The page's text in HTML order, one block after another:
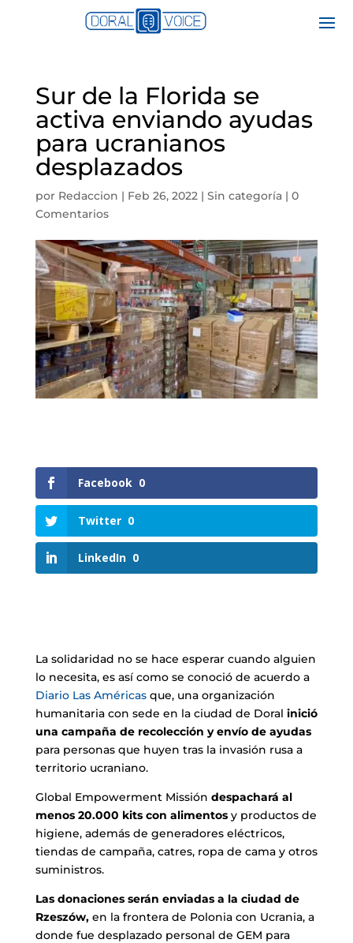
Sur de la Florida se
activa enviando ayudas
para ucranianos
desplazados
por Redaccion | Feb 26, 2022| Sin categoría| 0
Comentarios
Facebook 0
Twitter 0
LinkedIn 0
La solidaridad no se hace esperar cuando alguien
lo necesita, es así como se conoció de acuerdo a
Diario Las Américasque, una organización
humanitaria con sede en la ciudad de Doral inició
una campaña de recolección y envío de ayudas
para personas que huyen tras la invasión rusa a
territorio ucraniano.
Global Empowerment Missión despachará al
menos 20.000 kits con alimentosy productos de
higiene, además de generadores eléctricos,
tiendas de campaña, catres, ropa de cama y otros
suministros.
Las donaciones serán enviadas a la ciudad de
Rzeszów,en la frontera de Polonia con Ucrania, a
donde fue desplazado personal de GEM para